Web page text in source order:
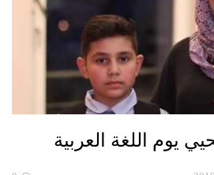
يوم اللغة العربية